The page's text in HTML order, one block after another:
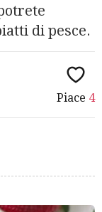
di pesce.
Piace 4